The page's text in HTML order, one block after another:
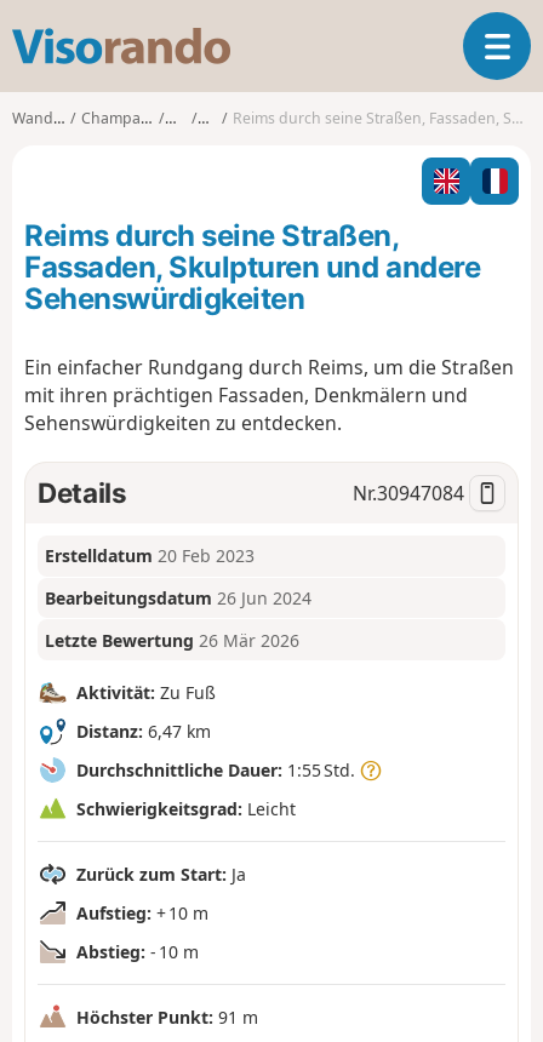
s
o
o
T
o
g
g
l
n
t
Wanderungen Champagne-Ardenne MarneReimsReims durch seine Straßen, Fassaden, Skulpturen und andere Sehenswürdigkeiten
Reims durch seine Straßen,
Fassaden, Skulpturen und andere
Sehenswürdigkeiten
Ein einfacher Rundgang durch Reims, um die Straßen
mit ihren prächtigen Fassaden, Denkmälern und
Sehenswürdigkeiten zu entdecken.
Details Nr.30947084
Erstelldatum 20 Feb 2023
Bearbeitungsdatum 26 Jun 2024
Letzte Bewertung 26 Mär 2026
Aktivität: Zu Fuß
Distanz: 6,47 km
Durchschnittliche Dauer: 1:55 Std.
Schwierigkeitsgrad: Leicht
Zurück zum Start: Ja
Aufstieg: + 10 m
Abstieg: - 10 m
Höchster Punkt: 91 m